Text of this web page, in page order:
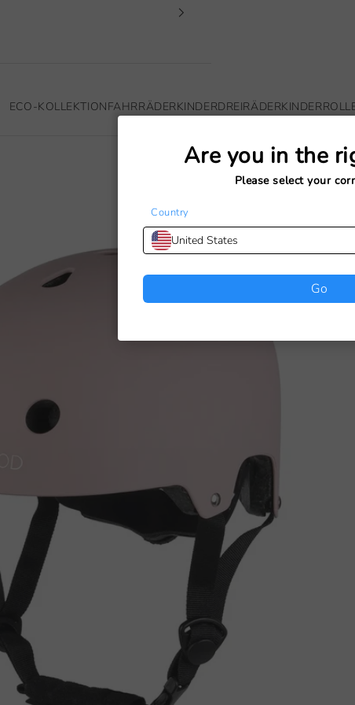
ECO-KOLLEKTIONFAHRRÄDERKINDERDREIRÄDER
Dein Warenkorb
Are you in the
Please select your
Country
United States
Go